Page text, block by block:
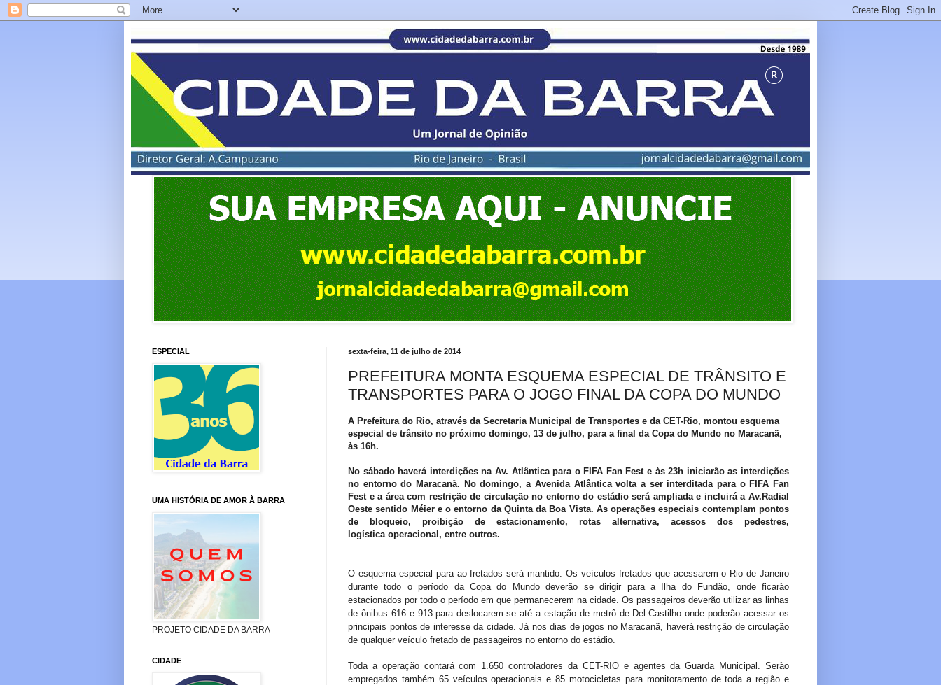
sexta-feira, 11 de julho de 2014
PREFEITURA MONTA ESQUEMA ESPECIAL DE TRÂNSITO E
TRANSPORTES PARA O JOGO FINAL DA COPA DO MUNDO
A Prefeitura do Rio, através da Secretaria Municipal de Transportes e da CET-Rio, montou esquema
especial de trânsito no próximo domingo, 13 de julho, para a final da Copa do Mundo no Maracanã,
às 16h.
No sábado haverá interdições na Av. Atlântica para o FIFA Fan Fest e às 23h iniciarão as interdições
no entorno do Maracanã. No domingo, a Avenida Atlântica volta a ser interditada para o FIFA Fan
Fest e a área com restrição de circulação no entorno do estádio será ampliada e incluirá a Av.Radial
Oeste sentido Méier e o entorno da Quinta da Boa Vista. As operações especiais contemplam pontos
de bloqueio, proibição de estacionamento, rotas alternativa, acessos dos pedestres,
logística operacional, entre outros.
O esquema especial para ao fretados será mantido. Os veículos fretados que acessarem o Rio de Janeiro
durante todo o período da Copa do Mundo deverão se dirigir para a Ilha do Fundão, onde ficarão
estacionados por todo o período em que permanecerem na cidade. Os passageiros deverão utilizar as linhas
de ônibus 616 e 913 para deslocarem-se até a estação de metrô de Del-Castilho onde poderão acessar os
principais pontos de interesse da cidade. Já nos dias de jogos no Maracanã, haverá restrição de circulação
de qualquer veículo fretado de passageiros no entorno do estádio.
Toda a operação contará com 1.650 controladores da CET-RIO e agentes da Guarda Municipal. Serão
empregados também 65 veículos operacionais e 85 motocicletas para monitoramento de toda a região e
ESPECIAL
UMA HISTÓRIA DE AMOR À BARRA
PROJETO CIDADE DA BARRA
CIDADE